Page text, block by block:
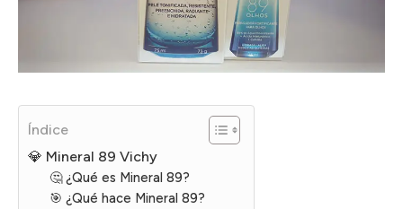
Índice
💎 Mineral 89 Vichy
🤔 ¿Qué es Mineral 89?
🎯 ¿Qué hace Mineral 89?